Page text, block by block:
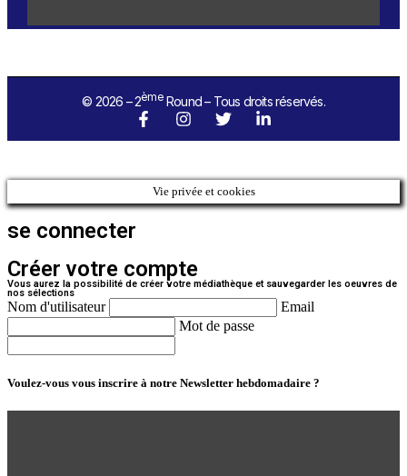
© 2026 – 2èmeRound – Tous droits réservés.
Vie privée et cookies
se connecter
Créer votre compte
Vous aurez la possibilité de créer votre médiathèque et sauvegarder les oeuvres de
nos sélections
Nom d'utilisateur
Email
Mot de passe
Voulez-vous vous inscrire à notre Newsletter hebdomadaire ?